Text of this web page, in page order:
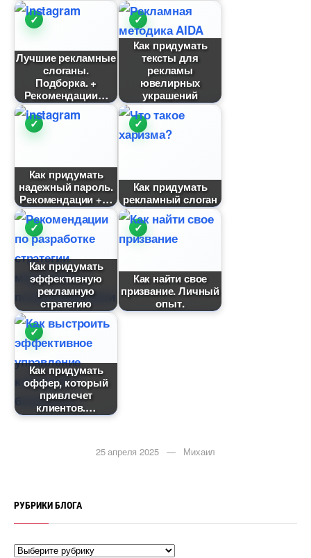
Лучшие рекламные
слоганы.
Подборка. +
Рекомендации
Как придумать
тексты для
рекламы
ювелирных
украшений
Как придумать
надежный пароль.
Рекомендации +
Как придумать
рекламный слоган
Как придумать
эффективную
рекламную
стратегию
Как найти свое
призвание. Личный
опыт.
Как придумать
оффер, который
привлечет
клиентов.
25 апреля 2025 — Михаил
РУБРИКИ БЛОГА